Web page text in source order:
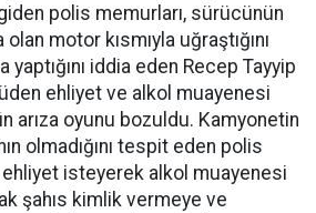
polis memurları, sürücünün
motor kısmıyla uğraştığını
yaptığını iddia eden Recep Tayyip
ehliyet ve alkol muayenesi
arıza oyunu bozuldu. Kamyonetin
olmadığını tespit eden polis
isteyerek alkol muayenesi
şahıs kimlik vermeye ve